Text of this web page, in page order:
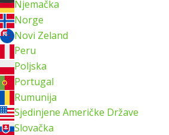
Njemačka
Norge
Novi Zeland
Peru
Poljska
Portugal
Rumunija
Sjedinjene Američke Države
Slovačka